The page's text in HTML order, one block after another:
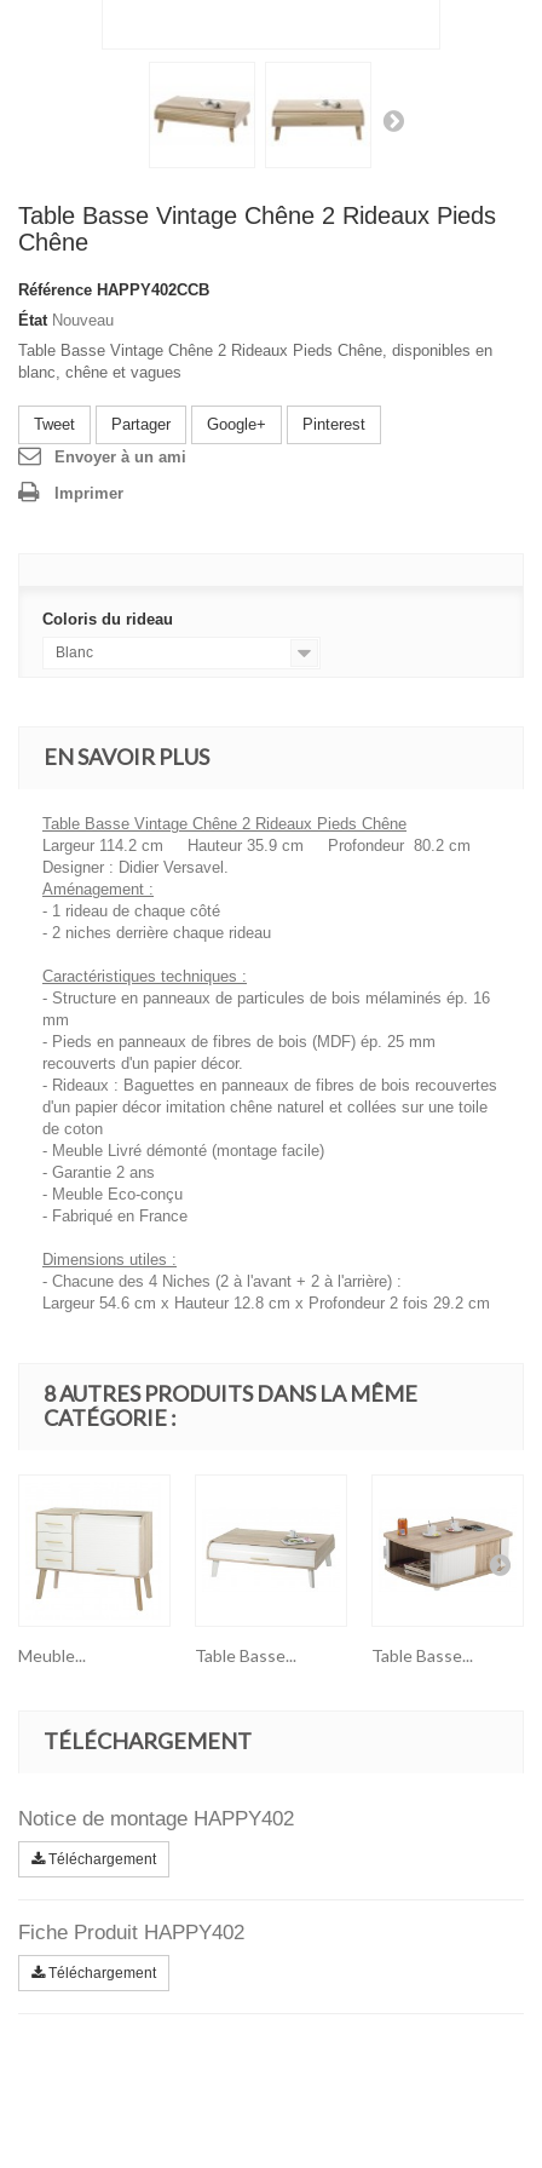
Table Basse Vintage Chêne 2 Rideaux Pieds
Chêne
Référence HAPPY402CCB
État Nouveau
Table Basse Vintage Chêne 2 Rideaux Pieds Chêne, disponibles en
blanc, chêne et vagues
Tweet Partager Google+
Pinterest
Envoyer à un ami
Imprimer
Coloris du rideau
Blanc
EN SAVOIR PLUS
Table Basse Vintage Chêne 2 Rideaux Pieds Chêne
Largeur 114.2 cm Hauteur 35.9 cm Profondeur 80.2 cm
Designer : Didier Versavel.
Aménagement :
- 1 rideau de chaque côté
- 2 niches derrière chaque rideau
Caractéristiques techniques :
- Structure en panneaux de particules de bois mélaminés ép. 16
mm
- Pieds en panneaux de fibres de bois (MDF) ép. 25 mm
recouverts d'un papier décor.
- Rideaux : Baguettes en panneaux de fibres de bois recouvertes
d'un papier décor imitation chêne naturel et collées sur une toile
de coton
- Meuble Livré démonté (montage facile)
- Garantie 2 ans
- Meuble Eco-conçu
- Fabriqué en France
Dimensions utiles :
- Chacune des 4 Niches (2 à l'avant + 2 à l'arrière) :
Largeur 54.6 cm x Hauteur 12.8 cm x Profondeur 2 fois 29.2 cm
8 AUTRES PRODUITS DANS LA MÊME
CATÉGORIE :
Meuble... Table Basse... Table Basse...
TÉLÉCHARGEMENT
Notice de montage HAPPY402
Téléchargement
Fiche Produit HAPPY402
Téléchargement